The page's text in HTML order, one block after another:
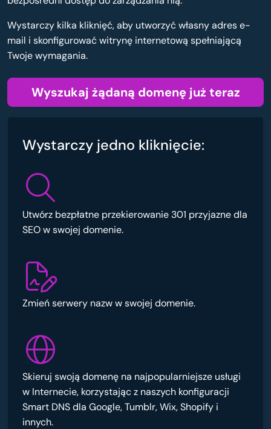
Wystarczy kilka kliknięć, aby utworzyć własny adres e-
mail i skonfigurować witrynę internetową spełniającą
Twoje wymagania.
Wyszukaj żądaną domenę już teraz
Wystarczy jedno kliknięcie:
Utwórz bezpłatne przekierowanie 301 przyjazne dla
SEO w swojej domenie.
Zmień serwery nazw w swojej domenie.
Skieruj swoją domenę na najpopularniejsze usługi
w Internecie, korzystając z naszych konfiguracji
Smart DNS dla Google, Tumblr, Wix, Shopify i
innych.